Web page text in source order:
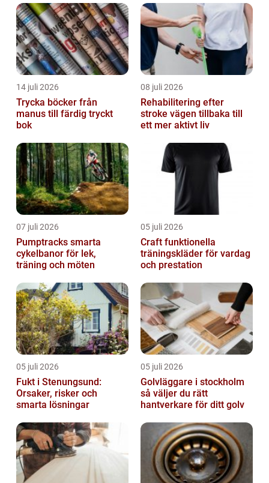
14 juli 2026
Trycka böcker från
manus till färdig tryckt
bok
08 juli 2026
Rehabilitering efter
stroke vägen tillbaka till
ett mer aktivt liv
07 juli 2026
Pumptracks smarta
cykelbanor för lek,
träning och möten
05 juli 2026
Craft funktionella
träningskläder för vardag
och prestation
05 juli 2026
Fukt i Stenungsund:
Orsaker, risker och
smarta lösningar
05 juli 2026
Golvläggare i stockholm
så väljer du rätt
hantverkare för ditt golv